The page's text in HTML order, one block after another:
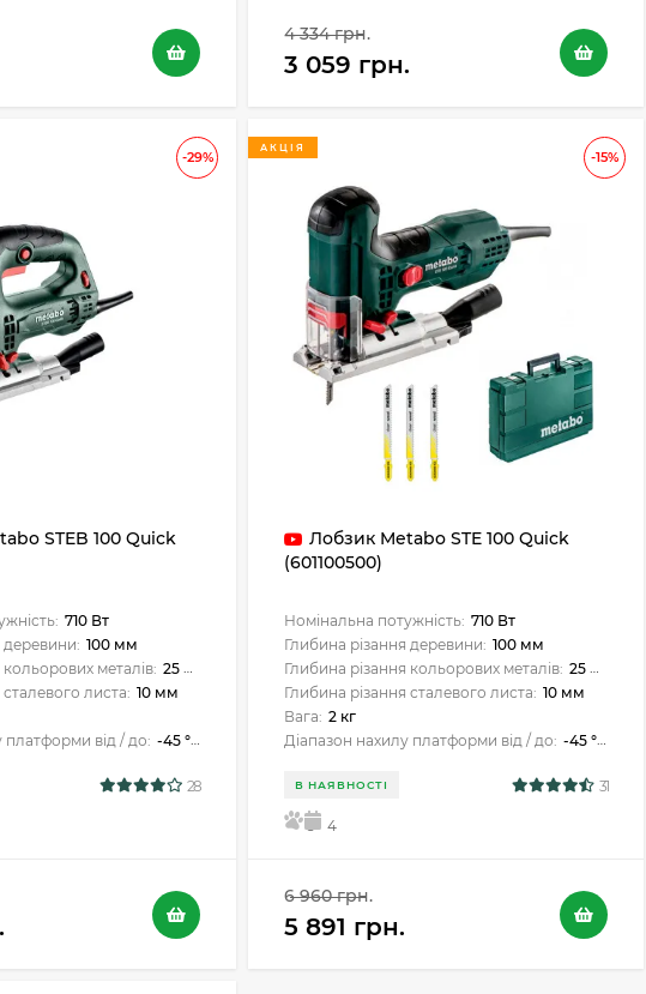
4 334 грн.
3 059 грн.
-29%
STEB 100 Quick
710 Вт
деревини: 100 мм
металів: 25 мм
листа: 10 мм
платформи від / до: -45 ° / +45 °
28
-15%
АКЦІЯ
Лобзик Metabo STE 100 Quick
(601100500)
Номінальна потужність: 710 Вт
Глибина різання деревини: 100 мм
Глибина різання кольорових металів: 25 мм
Глибина різання сталевого листа: 10 мм
Вага: 2 кг
Діапазон нахилу платформи від / до: -45 ° / +45 °
В НАЯВНОСТІ 31
5 4
6 960 грн.
5 891 грн.